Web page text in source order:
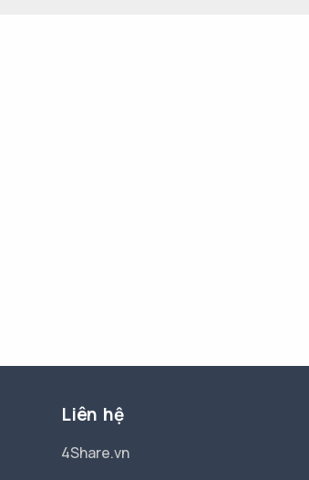
Liên hệ
4Share.vn